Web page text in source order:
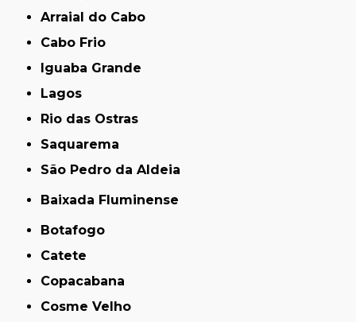
Arraial do Cabo
Cabo Frio
Iguaba Grande
Lagos
Rio das Ostras
Saquarema
São Pedro da Aldeia
Baixada Fluminense
Botafogo
Catete
Copacabana
Cosme Velho